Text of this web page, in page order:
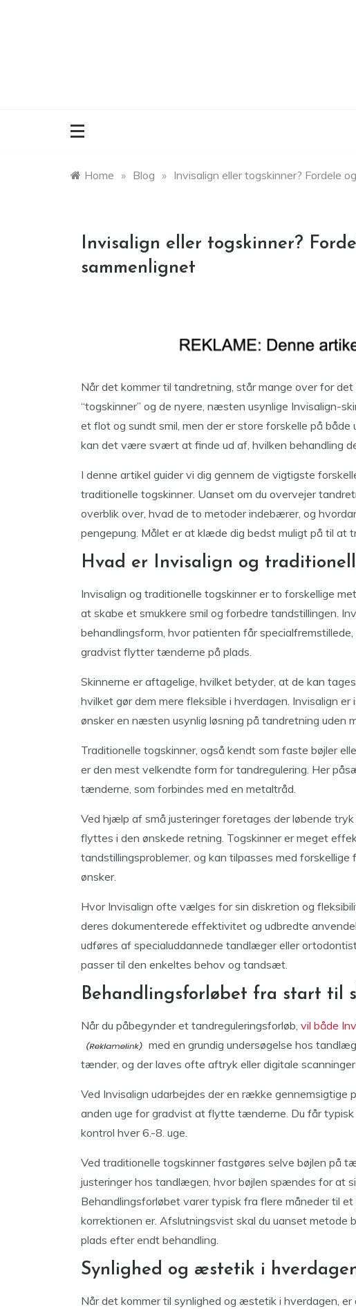
Home » Blog » Invisalign eller togskinner? Fordele
Invisalign eller togskinner?
sammenlignet
Når det kommer til tandretning, står mange over for
“togskinner” og de nyere, næsten usynlige Invisalign-
et flot og sundt smil, men der er store forskelle på
kan det være svært at finde ud af, hvilken behandling
I denne artikel guider vi dig gennem de vigtigste
traditionelle togskinner. Uanset om du overvejer
overblik over, hvad de to metoder indebærer, og
pengepung. Målet er at klæde dig bedst muligt på til
Hvad er Invisalign og
Invisalign og traditionelle togskinner er to forskellige
at skabe et smukkere smil og forbedre tandstillingen.
behandlingsform, hvor patienten får
gradvist flytter tænderne på plads.
Skinnerne er aftagelige, hvilket betyder, at de kan
hvilket gør dem mere fleksible i hverdagen. Invisalign
ønsker en næsten usynlig løsning på tandretning uden
Traditionelle togskinner, også kendt som faste bøjler
er den mest velkendte form for tandregulering. Her
tænderne, som forbindes med en metaltråd.
Ved hjælp af små justeringer foretages der løbende
flyttes i den ønskede retning. Togskinner er meget
tandstillingsproblemer, og kan tilpasses med
ønsker.
Hvor Invisalign ofte vælges for sin diskretion og
deres dokumenterede effektivitet og udbredte
udføres af specialuddannede tandlæger eller
passer til den enkeltes behov og tandsæt.
Behandlingsforløbet fra start til
Når du påbegynder et tandreguleringsforløb, vil både
med en grundig undersøgelse hos
tænder, og der laves ofte aftryk eller digitale
Ved Invisalign udarbejdes der en række gennemsigtige
anden uge for gradvist at flytte tænderne. Du får
kontrol hver 6.-8. uge.
Ved traditionelle togskinner fastgøres selve bøjlen på
justeringer hos tandlægen, hvor bøjlen spændes for at
Behandlingsforløbet varer typisk fra flere måneder til
korrektionen er. Afslutningsvist skal du uanset metode
plads efter endt behandling.
Synlighed og æstetik i
Når det kommer til synlighed og æstetik i hverdagen,